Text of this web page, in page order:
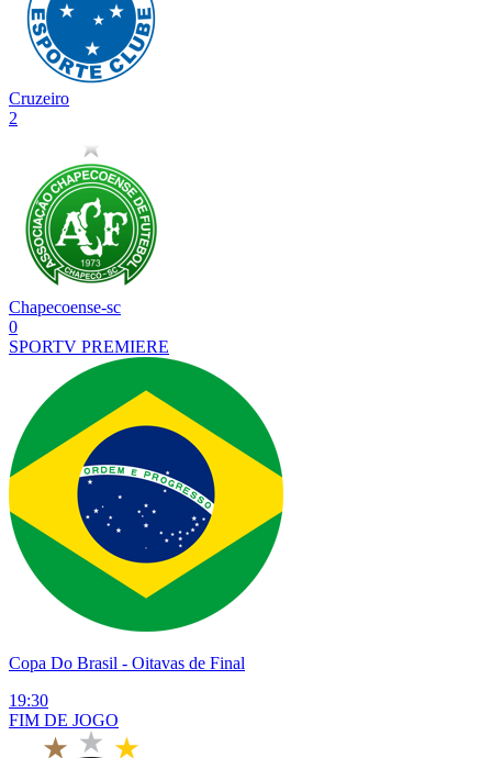
Cruzeiro
2
Chapecoense-sc
0
SPORTV PREMIERE
Copa Do Brasil - Oitavas de Final
19:30
FIM DE JOGO